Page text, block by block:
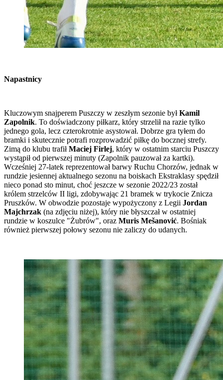
Napastnicy
Kluczowym snajperem Puszczy w zeszłym sezonie byłKamil
Zapolnik. To doświadczony piłkarz, który strzelił na razie tylko
jednego gola, lecz czterokrotnie asystował. Dobrze gra tyłem do
bramki i skutecznie potrafi rozprowadzić piłkę do bocznej strefy.
Zimą do klubu trafiłMaciej Firlej, który w ostatnim starciu Puszczy
wystąpił od pierwszej minuty (Zapolnik pauzował za kartki).
Wcześniej 27-latek reprezentował barwy Ruchu Chorzów, jednak w
rundzie jesiennej aktualnego sezonu na boiskach Ekstraklasy spędził
nieco ponad sto minut, choć jeszcze w sezonie 2022/23 został
królem strzelców II ligi, zdobywając 21 bramek w trykocie Znicza
Pruszków. W obwodzie pozostaje wypożyczony z Legii Jordan
Majchrzak (na zdjęciu niżej), który nie błyszczał w ostatniej
rundzie w koszulce "Żubrów", oraz Muris Mešanović. Bośniak
również pierwszej połowy sezonu nie zaliczy do udanych.